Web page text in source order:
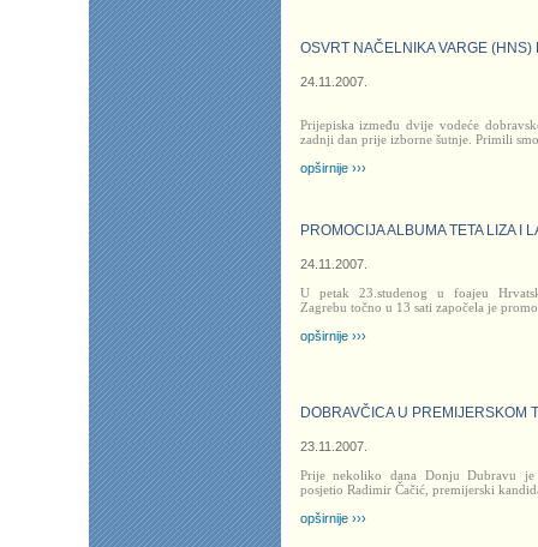
OSVRT NAČELNIKA VARGE
24.11.2007.
Prijepiska između dvije vodeće
zadnji dan prije izborne šutnje. Primili
opširnije ›››
PROMOCIJA ALBUMA TETA LIZA I
24.11.2007.
U petak 23.studenog u foajeu
Zagrebu točno u 13 sati započela je
opširnije ›››
DOBRAVČICA U PREMIJERSKOM
23.11.2007.
Prije nekoliko dana Donju Dubravu
posjetio Radimir Čačić, premijerski
opširnije ›››